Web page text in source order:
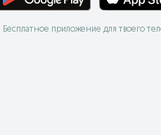
Бесплатное приложение для твоего